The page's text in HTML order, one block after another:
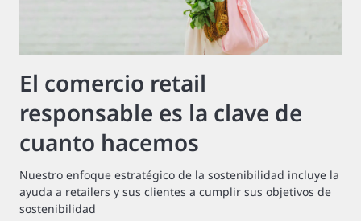
El comercio retail
responsable es la clave de
cuanto hacemos
Nuestro enfoque estratégico de la sostenibilidad incluye la
ayuda a retailers y sus clientes a cumplir sus objetivos de
sostenibilidad